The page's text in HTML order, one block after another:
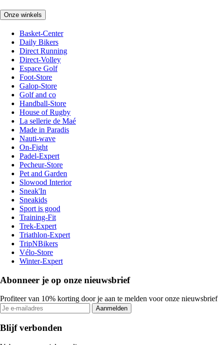
Onze winkels
Basket-Center
Daily Bikers
Direct Running
Direct-Volley
Espace Golf
Foot-Store
Galop-Store
Golf and co
Handball-Store
House of Rugby
La sellerie de Maé
Made in Paradis
Nauti-wave
On-Fight
Padel-Expert
Pecheur-Store
Pet and Garden
Slowood Interior
Sneak'In
Sneakids
Sport is good
Training-Fit
Trek-Expert
Triathlon-Expert
TripNBikers
Vélo-Store
Winter-Expert
Abonneer je op onze nieuwsbrief
Profiteer van 10% korting door je aan te melden voor onze nieuwsbrief
Aanmelden
Blijf verbonden